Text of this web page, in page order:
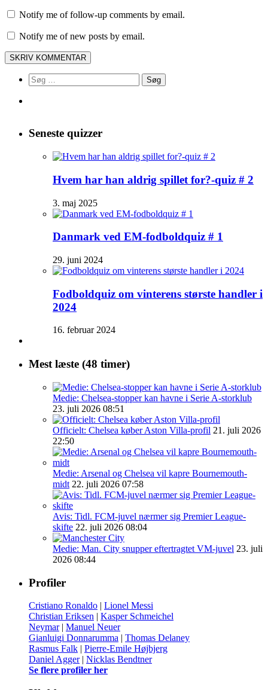
Notify me of follow-up comments by email.
Notify me of new posts by email.
Søg
efter:
Seneste quizzer
Hvem har han aldrig spillet for?-quiz # 2
3. maj 2025
Danmark ved EM-fodboldquiz # 1
29. juni 2024
Fodboldquiz om vinterens største handler i
2024
16. februar 2024
Mest læste (48 timer)
Medie: Chelsea-stopper kan havne i Serie A-storklub
23. juli 2026 08:51
Officielt: Chelsea køber Aston Villa-profil 21. juli 2026
22:50
Medie: Arsenal og Chelsea vil kapre Bournemouth-
midt 22. juli 2026 07:58
Avis: Tidl. FCM-juvel nærmer sig Premier League-
skifte 22. juli 2026 08:04
Medie: Man. City snupper eftertragtet VM-juvel 23. juli
2026 08:44
Profiler
Cristiano Ronaldo | Lionel Messi
Christian Eriksen | Kasper Schmeichel
Neymar| Manuel Neuer
Gianluigi Donnarumma | Thomas Delaney
Rasmus Falk | Pierre-Emile Højbjerg
Daniel Agger| Nicklas Bendtner
Se flere profiler her